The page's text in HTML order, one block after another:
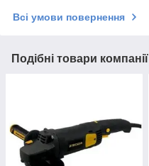
Всі умови повернення
Подібні товари компанії